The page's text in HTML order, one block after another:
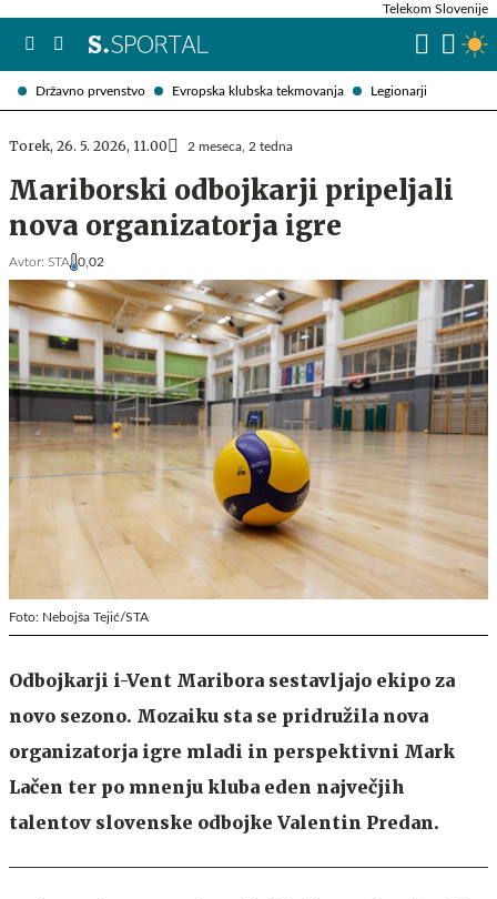
Državno prvenstvo Evropska klubska tekmovanja Legionarji
Telekom Slovenije
Torek, 26. 5. 2026, 11.00 2 meseca, 2 tedna
Mariborski odbojkarji pripeljali
nova organizatorja igre
Avtor: STA 0,02
Foto: Nebojša Tejić/STA
Odbojkarji i-Vent Maribora sestavljajo ekipo za
novo sezono. Mozaiku sta se pridružila nova
organizatorja igre mladi in perspektivni Mark
Lačen ter po mnenju kluba eden največjih
talentov slovenske odbojke Valentin Predan.